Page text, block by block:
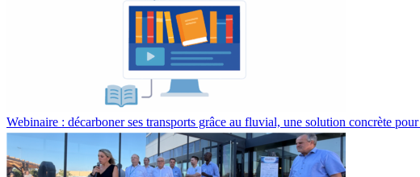
Webinaire : décarboner ses transports grâce au fluvial, une solution concrète